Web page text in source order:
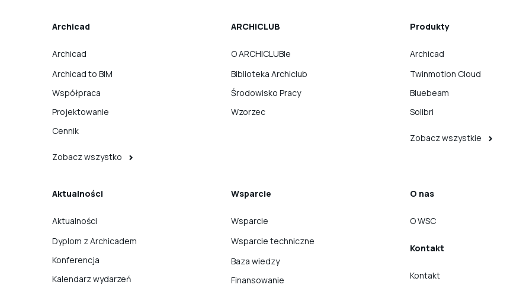
Archicad
Archicad
Archicad to BIM
Współpraca
Projektowanie
Cennik
Zobacz wszystko
ARCHICLUB
O ARCHICLUBIe
Biblioteka Archiclub
Środowisko Pracy
Wzorzec
Produkty
Archicad
Twinmotion Cloud
Bluebeam
Solibri
Zobacz wszystkie
Aktualności
Aktualności
Dyplom z Archicadem
Konferencja
Kalendarz wydarzeń
Wsparcie
Wsparcie
Wsparcie techniczne
Baza wiedzy
Finansowanie
O nas
O WSC
Kontakt
Kontakt